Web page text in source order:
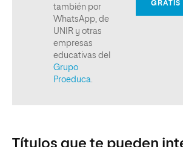
Títulos que te pueden